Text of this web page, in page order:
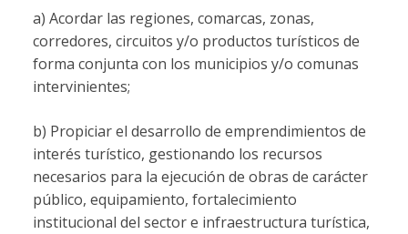
a) Acordar las regiones, comarcas, zonas,
corredores, circuitos y/o productos turísticos de
forma conjunta con los municipios y/o comunas
intervinientes;
b) Propiciar el desarrollo de emprendimientos de
interés turístico, gestionando los recursos
necesarios para la ejecución de obras de carácter
público, equipamiento, fortalecimiento
institucional del sector e infraestructura turística,